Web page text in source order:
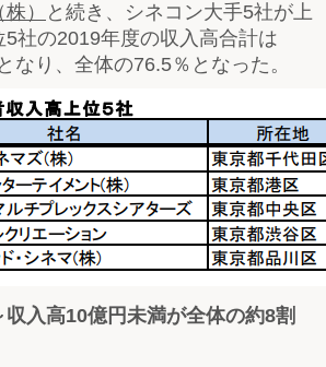
）
と続き、シネコン大手5社が上
社の2019年度の収入高合計は
なり、全体の76.5％となった。
収入高10億円未満が全体の約8割